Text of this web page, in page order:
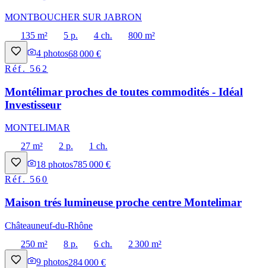
MONTBOUCHER SUR JABRON
135 m²
5 p. 4 ch.
800 m²
4 photos68 000 €
Réf. 562
Montélimar proches de toutes commodités - Idéal
Investisseur
MONTELIMAR
27 m²
2 p.
1 ch.
18 photos785 000 €
Réf. 560
Maison trés lumineuse proche centre Montelimar
Châteauneuf-du-Rhône
250 m²
8 p. 6 ch.
2 300 m²
9 photos284 000 €